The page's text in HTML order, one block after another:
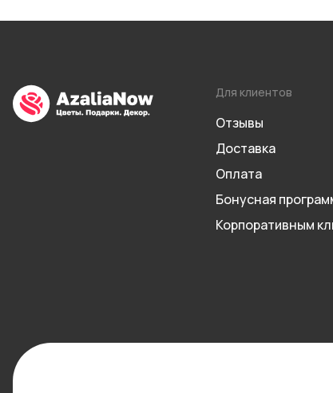
Для клиентов
Отзывы
Доставка
Оплата
Бонусная
Корпоративным